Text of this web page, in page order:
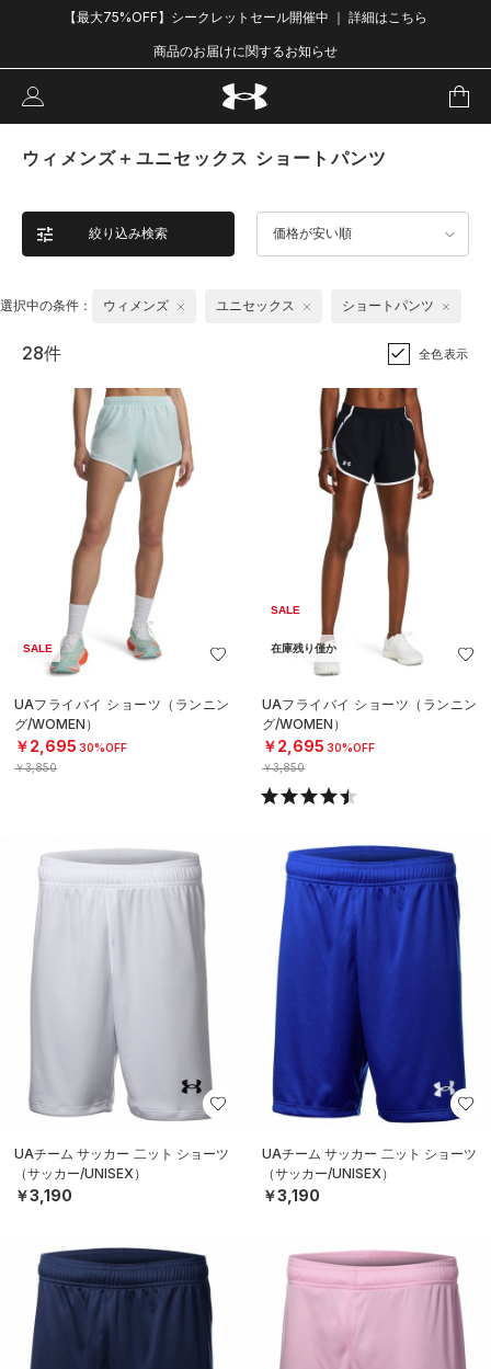
【最大75%OFF】シークレットセール開催中 ｜ 詳細はこちら
商品のお届けに関するお知らせ
ウィメンズ＋ユニセックス ショートパンツ
絞り込み検索 価格が安い順
選択中の条件： ウィメンズ ユニセックス ショートパンツ
28件 全色表示
SALE
UAフライバイ ショーツ（ランニン
グ/WOMEN）
￥2,695 30%OFF
￥3,850
SALE
在庫残り僅か
UAフライバイ ショーツ（ランニン
グ/WOMEN）
￥2,695 30%OFF
￥3,850
UAチーム サッカー 二ット ショーツ
（サッカー/UNISEX）
￥3,190
UAチーム サッカー 二ット ショーツ
（サッカー/UNISEX）
￥3,190